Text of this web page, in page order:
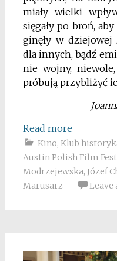
miały wielki
sięgały po broń,
ginęły w dziejowej
dla innych, bądź
nie wojny,
próbują przybliżyć
Read more
Kino, Klub
Austin Polish Film
Modrzejewska, Józef
Marusarz
Leave